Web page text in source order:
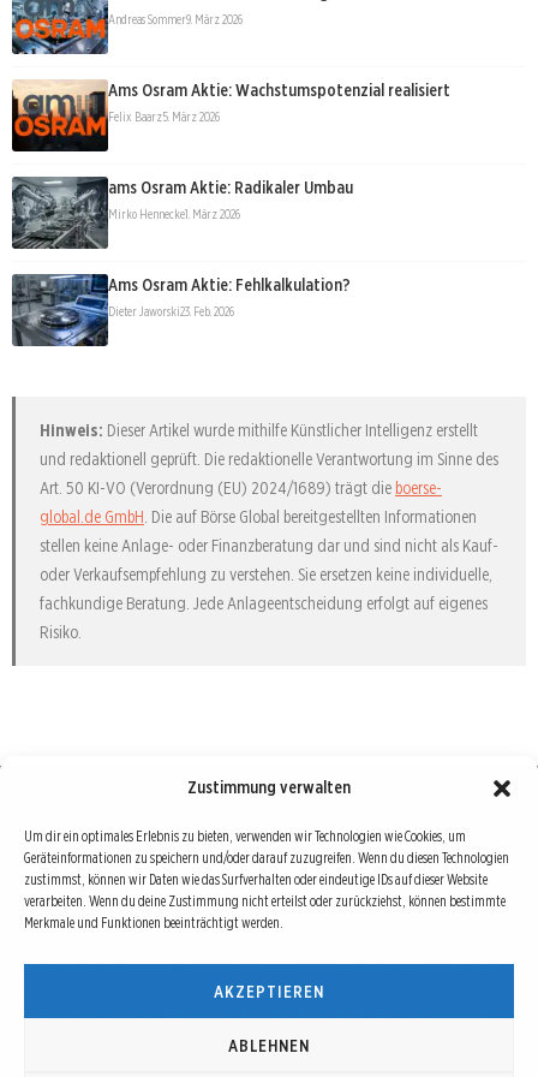
Zustimmung verwalten
Um dir ein optimales Erlebnis zu bieten, verwenden wir Technologien wie Cookies, um
Geräteinformationen zu speichern und/oder darauf zuzugreifen. Wenn du diesen Technologien
zustimmst, können wir Daten wie das Surfverhalten oder eindeutige IDs auf dieser Website
verarbeiten. Wenn du deine Zustimmung nicht erteilst oder zurückziehst, können bestimmte
Merkmale und Funktionen beeinträchtigt werden.
AKZEPTIEREN
ABLEHNEN
Andreas Sommer9. März 2026
Ams Osram Aktie: Wachstumspotenzial realisiert
Felix Baarz5. März 2026
ams Osram Aktie: Radikaler Umbau
Mirko Hennecke1. März 2026
Ams Osram Aktie: Fehlkalkulation?
Dieter Jaworski23. Feb. 2026
Hinweis: Dieser Artikel wurde mithilfe Künstlicher Intelligenz erstellt
und redaktionell geprüft. Die redaktionelle Verantwortung im Sinne des
Art. 50 KI-VO (Verordnung (EU) 2024/1689) trägt die boerse-
global.de GmbH . Die auf Börse Global bereitgestellten Informationen
stellen keine Anlage- oder Finanzberatung dar und sind nicht als Kauf-
oder Verkaufsempfehlung zu verstehen. Sie ersetzen keine individuelle,
fachkundige Beratung. Jede Anlageentscheidung erfolgt auf eigenes
Risiko.
Börse : lokal, international, global
Erfolgreiche Börsengeschäfte bedingen vor allem drei Dinge: Verlässliche Informationen,
richtige Interpretationen und unabhängige Informationsquellen. Diese drei Bausteine sind
auch die redaktionelle Leitlinie von Börse Global.
Hinter Börse Global steht ein Team von erfahrenen Finanzjournalisten, die zum Teil schon
seit Jahrzehnten Börse in all ihren Facetten leben und mit diesem Internetprojekt
interessierten Lesern und Investoren ein Angebot machen wollen, sich über spannende
Entwicklungen, Tendenzen, Chancen und Risiken von Börsen-Investments zu informieren.